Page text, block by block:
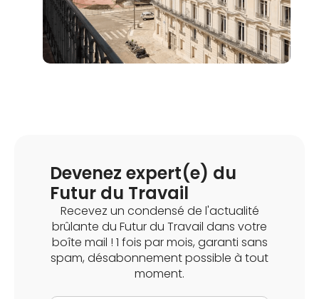
Devenez expert(e) du
Futur du Travail
Recevez un condensé de l'actualité
brûlante du Futur du Travail dans votre
boîte mail ! 1 fois par mois, garanti sans
spam, désabonnement possible à tout
moment.